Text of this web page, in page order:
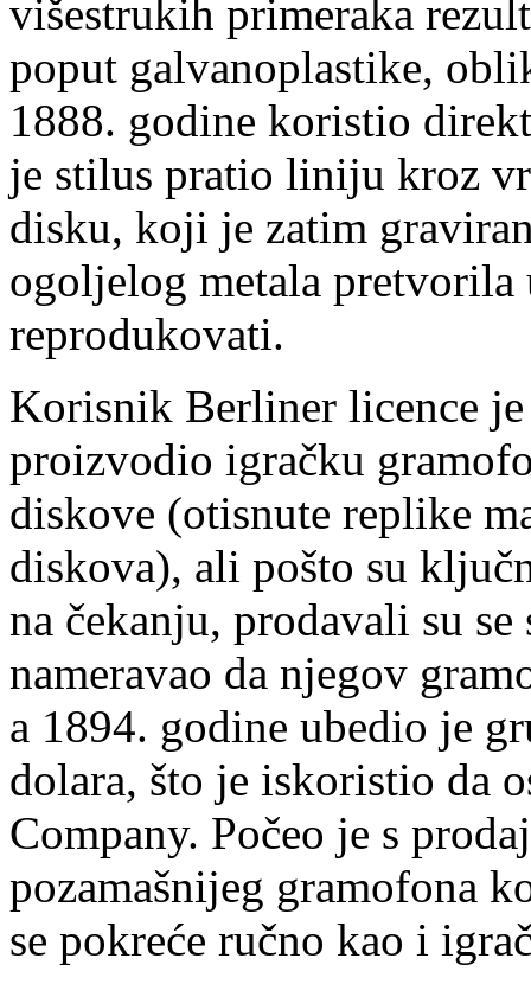
višestrukih primeraka
poput galvanoplastike,
1888. godine koristio
je stilus pratio liniju kroz
disku, koji je zatim
ogoljelog metala pretvorila
reprodukovati.
Korisnik Berliner licence
proizvodio igračku
diskove (otisnute replike
diskova), ali pošto su
na čekanju, prodavali su
nameravao da njegov
a 1894. godine ubedio je
dolara, što je iskoristio da
Company. Počeo je s
pozamašnijeg gramofona
se pokreće ručno kao i